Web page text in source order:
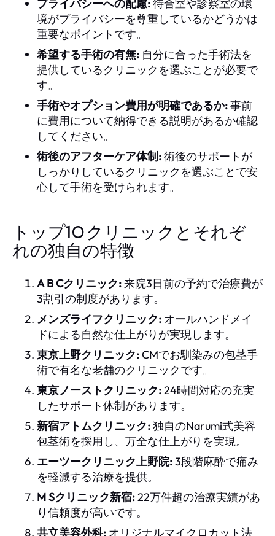
プライバシーへの配慮:待合室や診察室の環
境がプライバシーを尊重しているかどうかは
重要なポイントです。
希望する手術の有無: 自分に合った手術法を
提供しているクリニックを選ぶことが必要で
す。
手術やオプション費用が明確であるか:事前
に費用について納得できる説明があるか確認
してください。
術後のアフターケア体制:術後のサポートが
しっかりしているクリニックを選ぶことで安
心して手術を受けられます。
トップ10クリニックとそれぞ
れの独自の特徴
A B Cクリニック:来院3日前の予約で治療費が
3割引の制度があります。
メンズライフクリニック: オールハンドメイ
ドによる自然な仕上がりが実現します。
東京上野クリニック:CMでお馴染みの包茎手
術で有名な老舗のクリニックです。
東京ノーストクリニック:24時間対応の充実
したサポート体制があります。
新宿アトムクリニック:独自のNarumi式美容
包茎術を採用し、万全な仕上がりを実現。
エーツークリニック上野院:3段階麻酔で痛み
を軽減する治療を提供。
M Sクリニック新宿:22万件超の治療実績があ
り信頼度が高いです。
共立美容外科: オリジナルマイクロカット法